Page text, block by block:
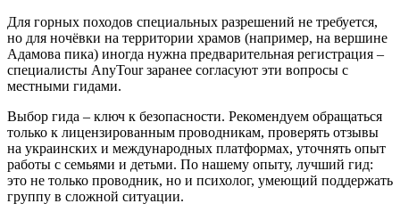
Для горных походов специальных разрешений не требуется,
но для ночёвки на территории храмов (например, на вершине
Адамова пика) иногда нужна предварительная регистрация –
специалисты AnyTour заранее согласуют эти вопросы с
местными гидами.
Выбор гида – ключ к безопасности. Рекомендуем обращаться
только к лицензированным проводникам, проверять отзывы
на украинских и международных платформах, уточнять опыт
работы с семьями и детьми. По нашему опыту, лучший гид:
это не только проводник, но и психолог, умеющий поддержать
группу в сложной ситуации.